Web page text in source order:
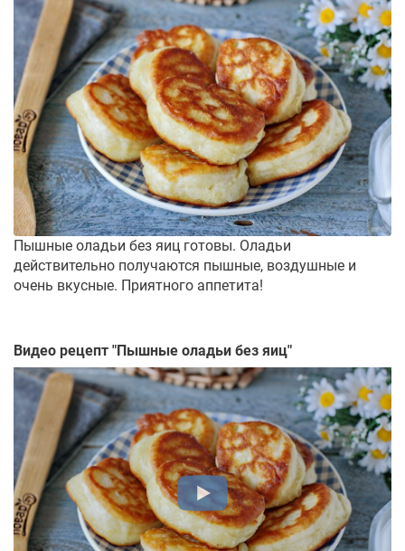
Пышные оладьи без яиц готовы. Оладьи
действительно получаются пышные, воздушные и
очень вкусные. Приятного аппетита!
Видео рецепт "Пышные оладьи без яиц"